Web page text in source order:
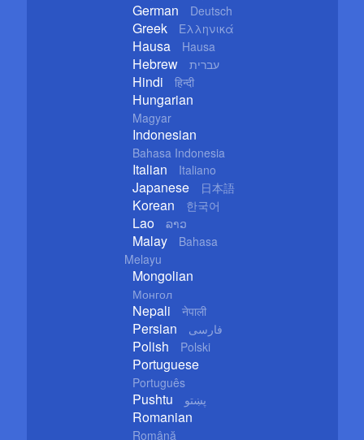
German Deutsch
Greek Ελληνικά
Hausa Hausa
Hebrew עברית
Hindi हिन्दी
Hungarian
Magyar
Indonesian
Bahasa Indonesia
Italian Italiano
Japanese 日本語
Korean 한국어
Lao ລາວ
Malay
Bahasa
Melayu
Mongolian
Монгол
Nepali नेपाली
Persian فارسی
Polish Polski
Portuguese
Português
Pushtu پښتو
Romanian
Română